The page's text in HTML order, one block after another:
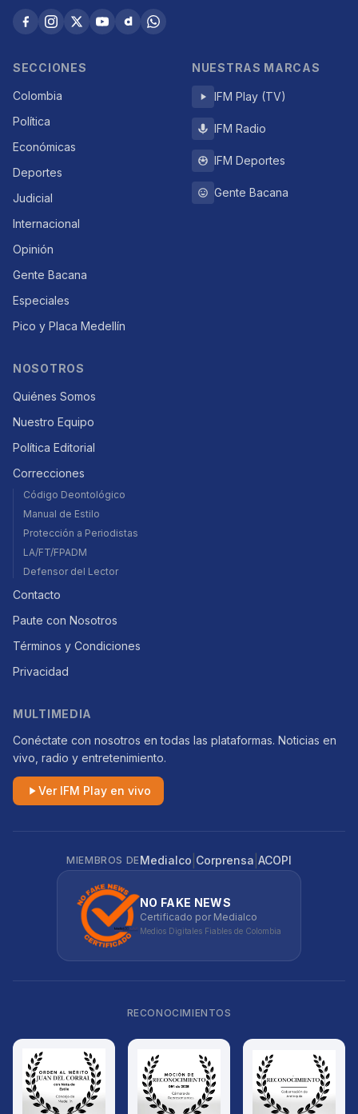
SECCIONES
Colombia
Política
Económicas
Deportes
Judicial
Internacional
Opinión
Gente Bacana
Especiales
Pico y Placa Medellín
NUESTRAS MARCAS
IFM Play (TV)
IFM Radio
IFM Deportes
Gente Bacana
NOSOTROS
Quiénes Somos
Nuestro Equipo
Política Editorial
Correcciones
Código Deontológico
Manual de Estilo
Protección a Periodistas
LA/FT/FPADM
Defensor del Lector
Contacto
Paute con Nosotros
Términos y Condiciones
Privacidad
MULTIMEDIA
Conéctate con nosotros en todas las plataformas. Noticias en
vivo, radio y entretenimiento.
Ver IFM Play en vivo
MIEMBROS DEMedialco Corprensa ACOPI
NO FAKE NEWS
Certificado por Medialco
Medios Digitales Fiables de Colombia
RECONOCIMIENTOS